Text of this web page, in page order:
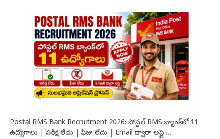
Postal RMS Bank Recruitment 2026: పోస్టల్ RMS బ్యాంక్‌లో 11
ఉద్యోగాలు | పరీక్ష లేదు | ఫీజు లేదు | Email ద్వారా అప్లై …